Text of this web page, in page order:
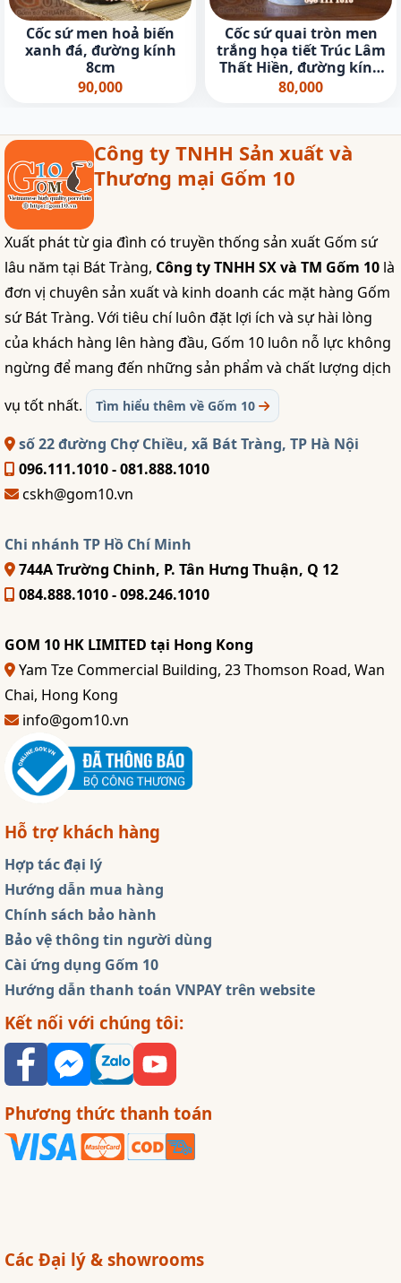
Cốc sứ men hoả biến
xanh đá, đường kính
8cm
90,000
Cốc sứ quai tròn men
trắng họa tiết Trúc Lâm
Thất Hiền, đường kính
8cm
80,000
Công ty TNHH Sản xuất và
Thương mại Gốm 10
Xuất phát từ gia đình có truyền thống sản xuất Gốm sứ
lâu năm tại Bát Tràng, Công ty TNHH SX và TM Gốm 10 là
đơn vị chuyên sản xuất và kinh doanh các mặt hàng Gốm
sứ Bát Tràng. Với tiêu chí luôn đặt lợi ích và sự hài lòng
của khách hàng lên hàng đầu, Gốm 10 luôn nỗ lực không
ngừng để mang đến những sản phẩm và chất lượng dịch
vụ tốt nhất.
Tìm hiểu thêm về Gốm 10
số 22 đường Chợ Chiều, xã Bát Tràng, TP Hà Nội
096.111.1010 - 081.888.1010
cskh@gom10.vn
Chi nhánh TP Hồ Chí Minh
744A Trường Chinh, P. Tân Hưng Thuận, Q 12
084.888.1010 - 098.246.1010
GOM 10 HK LIMITED tại Hong Kong
Yam Tze Commercial Building, 23 Thomson Road, Wan
Chai, Hong Kong
info@gom10.vn
Hỗ trợ khách hàng
Hợp tác đại lý
Hướng dẫn mua hàng
Chính sách bảo hành
Bảo vệ thông tin người dùng
Cài ứng dụng Gốm 10
Hướng dẫn thanh toán VNPAY trên website
Kết nối với chúng tôi:
Phương thức thanh toán
Các Đại lý & showrooms